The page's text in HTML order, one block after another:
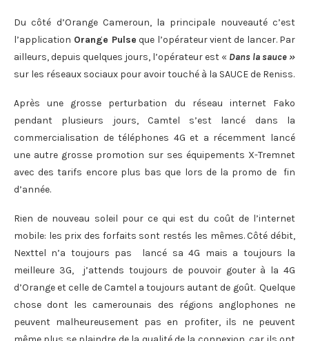
Du côté d’Orange Cameroun, la principale nouveauté c’est
l’application Orange Pulse que l’opérateur vient de lancer. Par
ailleurs, depuis quelques jours, l’opérateur est « Dans la sauce »
sur les réseaux sociaux pour avoir touché à la SAUCE de Reniss.
Après une grosse perturbation du réseau internet Fako
pendant plusieurs jours, Camtel s’est lancé dans la
commercialisation de téléphones 4G et a récemment lancé
une autre grosse promotion sur ses équipements X-Tremnet
avec des tarifs encore plus bas que lors de la promo de fin
d’année.
Rien de nouveau soleil pour ce qui est du coût de l’internet
mobile: les prix des forfaits sont restés les mêmes. Côté débit,
Nexttel n’a toujours pas lancé sa 4G mais a toujours la
meilleure 3G, j’attends toujours de pouvoir gouter à la 4G
d’Orange et celle de Camtel a toujours autant de goût. Quelque
chose dont les camerounais des régions anglophones ne
peuvent malheureusement pas en profiter, ils ne peuvent